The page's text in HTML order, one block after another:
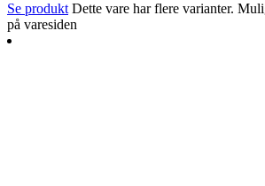
Se produkt Dette vare har flere varianter.
på varesiden